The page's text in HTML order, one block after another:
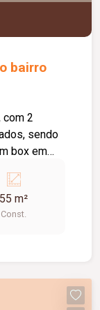
bairro
com 2
sendo
box em
e
e banheiro
55 m²
Const.